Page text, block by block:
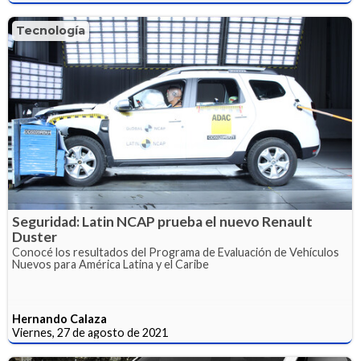
Tecnología
Seguridad: Latin NCAP prueba el nuevo Renault
Duster
Conocé los resultados del Programa de Evaluación de Vehículos
Nuevos para América Latina y el Caribe
Hernando Calaza
Viernes, 27 de agosto de 2021